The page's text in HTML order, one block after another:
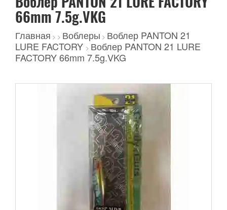
66mm 7.5g.VKG
Главная > > Воблеры > Воблер PANTON 21
LURE FACTORY > Воблер PANTON 21 LURE
FACTORY 66mm 7.5g.VKG